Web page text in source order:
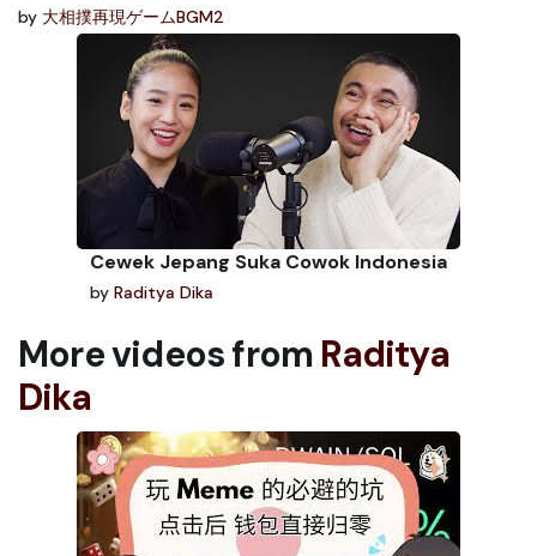
by 大相撲再現ゲームBGM2
Cewek Jepang Suka Cowok Indonesia
by Raditya Dika
More videos from Raditya
Dika